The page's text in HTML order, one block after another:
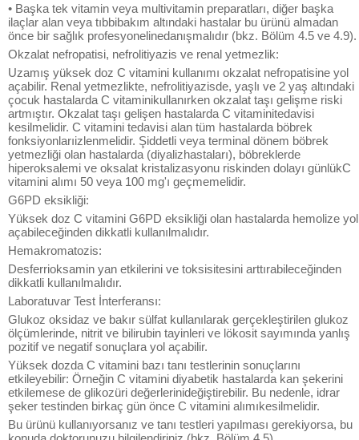
• Başka tek vitamin veya multivitamin preparatları, diğer başka
ilaçlar alan veya tıbbibakım altındaki hastalar bu ürünü almadan
önce bir sağlık profesyonelinedanışmalıdır (bkz. Bölüm 4.5 ve 4.9).
Okzalat nefropatisi, nefrolitiyazis ve renal yetmezlik:
Uzamış yüksek doz C vitamini kullanımı okzalat nefropatisine yol
açabilir. Renal yetmezlikte, nefrolitiyazisde, yaşlı ve 2 yaş altındaki
çocuk hastalarda C vitaminikullanırken okzalat taşı gelişme riski
artmıştır. Okzalat taşı gelişen hastalarda C vitaminitedavisi
kesilmelidir. C vitamini tedavisi alan tüm hastalarda böbrek
fonksiyonlarıizlenmelidir. Şiddetli veya terminal dönem böbrek
yetmezliği olan hastalarda (diyalizhastaları), böbreklerde
hiperoksalemi ve oksalat kristalizasyonu riskinden dolayı günlükC
vitamini alımı 50 veya 100 mg'ı geçmemelidir.
G6PD eksikliği:
Yüksek doz C vitamini G6PD eksikliği olan hastalarda hemolize yol
açabileceğinden dikkatli kullanılmalıdır.
Hemakromatozis:
Desferrioksamin yan etkilerini ve toksisitesini arttırabileceğinden
dikkatli kullanılmalıdır.
Laboratuvar Test İnterferansı:
Glukoz oksidaz ve bakır sülfat kullanılarak gerçekleştirilen glukoz
ölçümlerinde, nitrit ve bilirubin tayinleri ve lökosit sayımında yanlış
pozitif ve negatif sonuçlara yol açabilir.
Yüksek dozda C vitamini bazı tanı testlerinin sonuçlarını
etkileyebilir: Örneğin C vitamini diyabetik hastalarda kan şekerini
etkilemese de glikozüri değerlerinideğiştirebilir. Bu nedenle, idrar
şeker testinden birkaç gün önce C vitamini alımıkesilmelidir.
Bu ürünü kullanıyorsanız ve tanı testleri yapılması gerekiyorsa, bu